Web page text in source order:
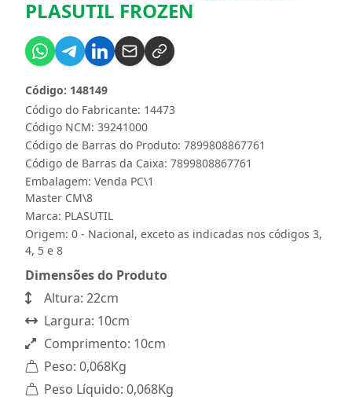
PLASUTIL FROZEN
Código do Fabricante: 14473
Código: 148149
Código NCM: 39241000
Código de Barras do Produto: 7899808867761
Código de Barras da Caixa: 7899808867761
Embalagem: Venda PC\1
Master CM\8
Marca: PLASUTIL
Origem: 0 - Nacional, exceto as indicadas nos códigos 3,
4, 5 e 8
Dimensões do Produto
Altura: 22cm
Largura: 10cm
Comprimento: 10cm
Peso: 0,068Kg
Peso Líquido: 0,068Kg